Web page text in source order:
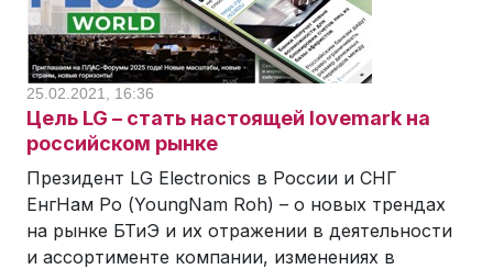
25.02.2021, 16:36
Цель LG – стать настоящей lovemark на
российском рынке
Президент LG Electronics в России и СНГ
ЕнгНам Ро (YoungNam Roh) – о новых трендах
на рынке БТиЭ и их отражении в деятельности
и ассортименте компании, изменениях в